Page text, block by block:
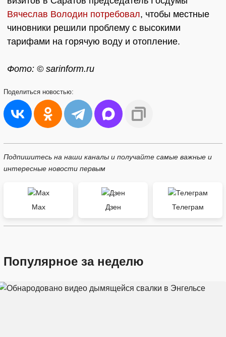
Вячеслав Володин потребовал, чтобы местные
чиновники решили проблему с высокими
тарифами на горячую воду и отопление.
Фото: © sarinform.ru
Поделиться новостью:
Подпишитесь на наши каналы и получайте самые важные и
интересные новости первым
Max Дзен Телеграм
Популярное за неделю